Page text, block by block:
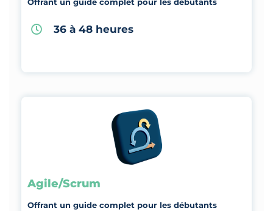
Offrant un guide complet pour les débutants
36 à 48 heures
Agile/Scrum
Offrant un guide complet pour les débutants